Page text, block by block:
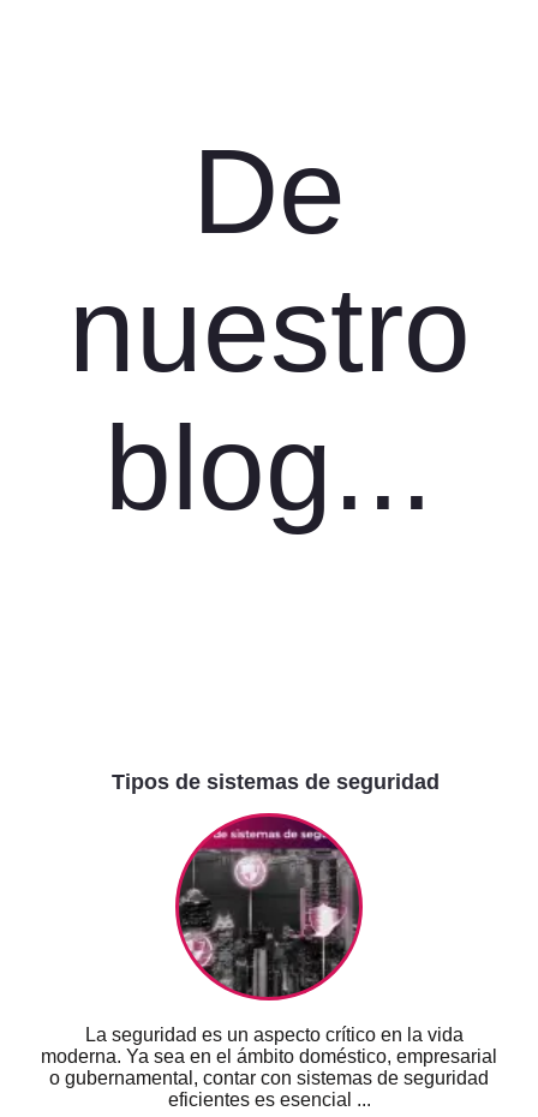
De
nuestro
blog...
Tipos de sistemas de seguridad
La seguridad es un aspecto crítico en la vida
moderna. Ya sea en el ámbito doméstico, empresarial
o gubernamental, contar con sistemas de seguridad
eficientes es esencial ...